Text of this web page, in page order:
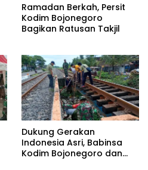
Ramadan Berkah, Persit
Kodim Bojonegoro
Bagikan Ratusan Takjil
Dukung Gerakan
Indonesia Asri, Babinsa
Kodim Bojonegoro dan